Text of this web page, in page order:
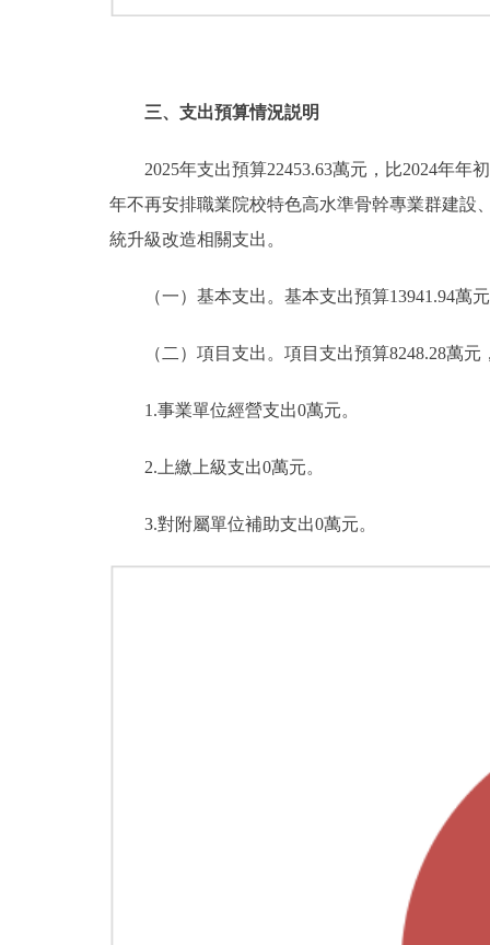
三、支出預算情況説明
2025年支出預算22453.63萬元，比2024年年初
年不再安排職業院校特色高水準骨幹專業群建設
統升級改造相關支出。
（一）基本支出。基本支出預算13941.94萬元
（二）項目支出。項目支出預算8248.28萬元，
1.事業單位經營支出0萬元。
2.上繳上級支出0萬元。
3.對附屬單位補助支出0萬元。